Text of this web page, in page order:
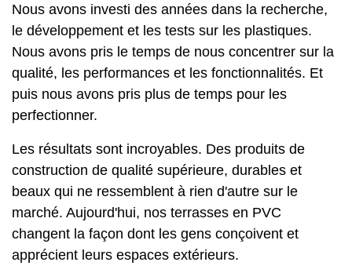
Nous avons investi des années dans la recherche,
le développement et les tests sur les plastiques.
Nous avons pris le temps de nous concentrer sur la
qualité, les performances et les fonctionnalités. Et
puis nous avons pris plus de temps pour les
perfectionner.
Les résultats sont incroyables. Des produits de
construction de qualité supérieure, durables et
beaux qui ne ressemblent à rien d'autre sur le
marché. Aujourd'hui, nos terrasses en PVC
changent la façon dont les gens conçoivent et
apprécient leurs espaces extérieurs.